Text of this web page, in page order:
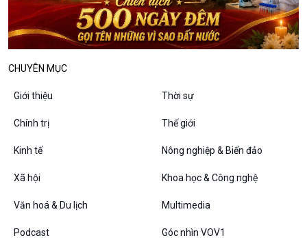
VOV1 đặc biệt
Chân dung cuộc sống
CHUYÊN MỤC
Giới thiệu Thời sự
Chính trị Thế giới
Kinh tế Nông nghiệp & Biển đảo
Xã hội Khoa học & Công nghệ
Văn hoá & Du lịch Multimedia
Podcast Góc nhìn VOV1